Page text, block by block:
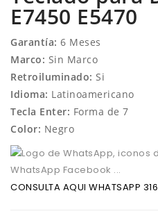
E7450 E5470
Garantía: 6 Meses
Marco: Sin Marco
Retroiluminado: Si
Idioma: Latinoamericano
Tecla Enter: Forma de 7
Color: Negro
CONSULTA AQUI WHATSAPP